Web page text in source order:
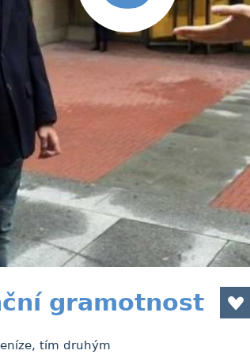
gramotnost
tím druhým